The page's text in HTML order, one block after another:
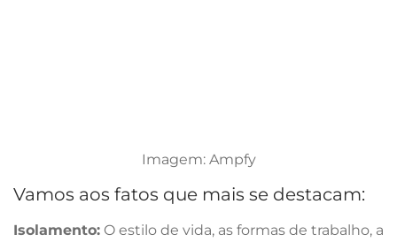
Imagem: Ampfy
Vamos aos fatos que mais se destacam:
Isolamento: O estilo de vida, as formas de trabalho, a